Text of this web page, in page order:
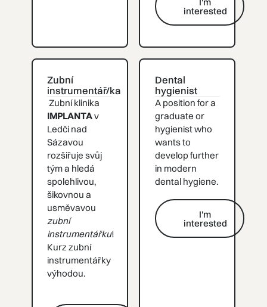
I'm interested
interested
Zubní
instrumentář/ka
Zubní klinika
IMPLANTAv
Ledči nad
Sázavou
rozšiřuje svůj
tým a hledá
spolehlivou,
šikovnou a
usměvavou
zubní
instrumentářku!
Kurz zubní
instrumentářky
výhodou.
I'm interested
Dental
hygienist
A position for a
graduate or
hygienist who
wants to
develop further
in modern
dental hygiene.
I'm interested
I'm
interested
I'm interested